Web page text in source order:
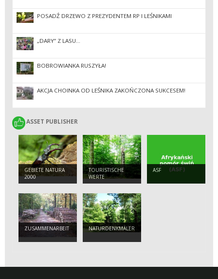
POSADŹ DRZEWO Z PREZYDENTEM RP I LEŚNIKAMI
„DARY” Z LASU…
BOBROWIANKA RUSZYŁA!
AKCJA CHOINKA OD LEŚNIKA ZAKOŃCZONA SUKCESEM!
ASSET PUBLISHER
ASSET PUBLISHER
GEBIETE NATURA
2000
TOURISTISCHE
WERTE
ASF
ZUSAMMENARBEIT NATURDENKMÄLER